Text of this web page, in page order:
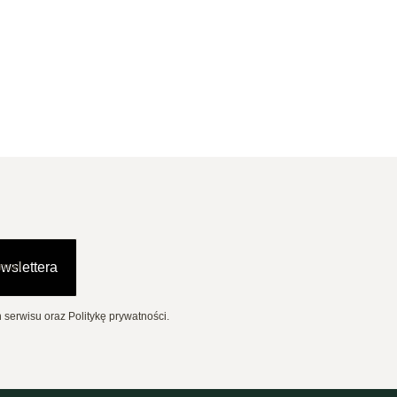
oraz Politykę prywatności.